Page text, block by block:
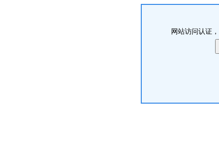
网站访问认证